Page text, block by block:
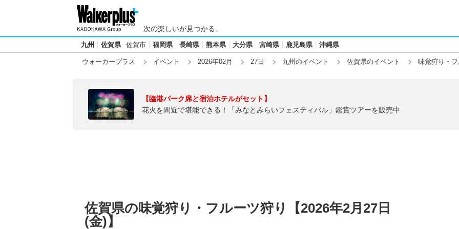
次の楽しいが見つかる。
九州 佐賀県 佐賀市 福岡県 長崎県 熊本県 大分県 宮崎県 鹿児島県 沖縄県
ウォーカープラス イベント 2026年02月 27日 九州のイベント 佐賀県のイベント 味覚狩り・
【臨港パーク席と宿泊ホテルがセット】
花火を間近で堪能できる！「みなとみらいフェスティバル」鑑賞ツアーを販売中
佐賀県の味覚狩り・フルーツ狩り【2026年2月27日
(金)】